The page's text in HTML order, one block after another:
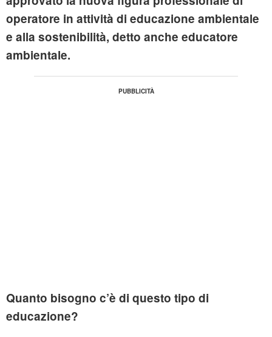
operatore in attività di educazione ambientale
e alla sostenibilità, detto anche educatore
ambientale.
Quanto bisogno c’è di questo tipo di
educazione?